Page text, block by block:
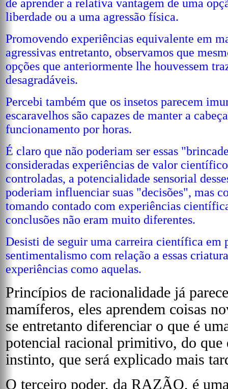
de aprender a relativa vantagem de uma
liberdade ou a uma agressão física.
Promovendo experiências equivalente em
agressivas entretanto, observamos que
opções que anteriormente lhe houvessem
desagradáveis.
Percebi também que os insetos parecem
escaravelhos são capazes de manter a
funcionamento por horas.
É claro que não poderiam ser essas
consideradas experiências de valor
controladas, a potencialidade sensorial
poderiam influenciar suas "decisões", mas
tomando contado com experiências
conclusões não eram muito diferentes.
Desisti de seguir uma carreira científica em
sentimentalismo com relação a essas
experiências como aquelas.
Princípios de racionalidade já
mamíferos, eles aprendem coisas
se entretanto diferenciar o que é
potencial racional primitivo, do que
instinto, que será explicado mais
O terceiro poder, da RAZÃO, é